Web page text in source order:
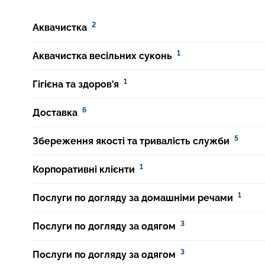
Аквачистка 2
Аквачистка весільних суконь 1
Гігієна та здоров'я 1
Доставка 6
Збереження якості та тривалість служби 5
Корпоративні клієнти 1
Послуги по догляду за домашніми речами 1
Послуги по догляду за одягом 3
Послуги по догляду за одягом 3